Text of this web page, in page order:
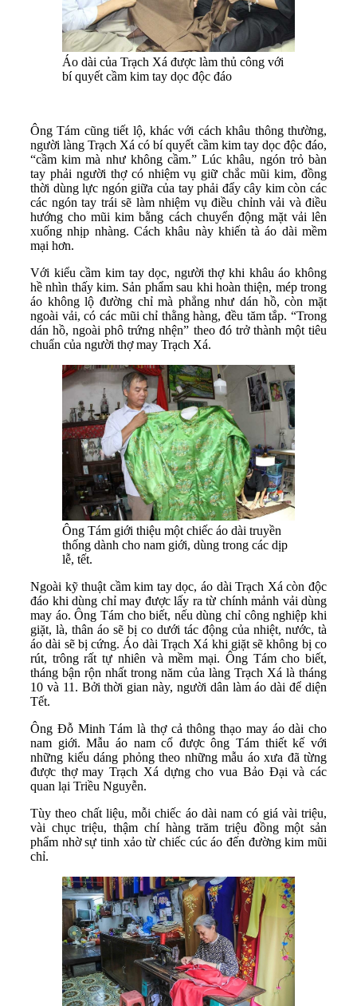
Áo dài của Trạch Xá được làm thủ công với
bí quyết cầm kim tay dọc độc đáo
Ông Tám cũng tiết lộ, khác với cách khâu thông thường,
người làng Trạch Xá có bí quyết cầm kim tay dọc độc đáo,
“cầm kim mà như không cầm.” Lúc khâu, ngón trỏ bàn
tay phải người thợ có nhiệm vụ giữ chắc mũi kim, đồng
thời dùng lực ngón giữa của tay phải đẩy cây kim còn các
các ngón tay trái sẽ làm nhiệm vụ điều chỉnh vải và điều
hướng cho mũi kim bằng cách chuyển động mặt vải lên
xuống nhịp nhàng. Cách khâu này khiến tà áo dài mềm
mại hơn.
Với kiểu cầm kim tay dọc, người thợ khi khâu áo không
hề nhìn thấy kim. Sản phẩm sau khi hoàn thiện, mép trong
áo không lộ đường chỉ mà phẳng như dán hồ, còn mặt
ngoài vải, có các mũi chỉ thằng hàng, đều tăm tắp. “Trong
dán hồ, ngoài phô trứng nhện” theo đó trở thành một tiêu
chuẩn của người thợ may Trạch Xá.
Ông Tám giới thiệu một chiếc áo dài truyền
thống dành cho nam giới, dùng trong các dịp
lễ, tết.
Ngoài kỹ thuật cầm kim tay dọc, áo dài Trạch Xá còn độc
đáo khi dùng chỉ may được lấy ra từ chính mảnh vải dùng
may áo. Ông Tám cho biết, nếu dùng chỉ công nghiệp khi
giặt, là, thân áo sẽ bị co dưới tác động của nhiệt, nước, tà
áo dài sẽ bị cứng. Áo dài Trạch Xá khi giặt sẽ không bị co
rút, trông rất tự nhiên và mềm mại. Ông Tám cho biết,
tháng bận rộn nhất trong năm của làng Trạch Xá là tháng
10 và 11. Bởi thời gian này, người dân làm áo dài để diện
Tết.
Ông Đỗ Minh Tám là thợ cả thông thạo may áo dài cho
nam giới. Mẫu áo nam cổ được ông Tám thiết kế với
những kiểu dáng phỏng theo những mẫu áo xưa đã từng
được thợ may Trạch Xá dựng cho vua Bảo Đại và các
quan lại Triều Nguyễn.
Tùy theo chất liệu, mỗi chiếc áo dài nam có giá vài triệu,
vài chục triệu, thậm chí hàng trăm triệu đồng một sản
phẩm nhờ sự tinh xảo từ chiếc cúc áo đến đường kim mũi
chỉ.